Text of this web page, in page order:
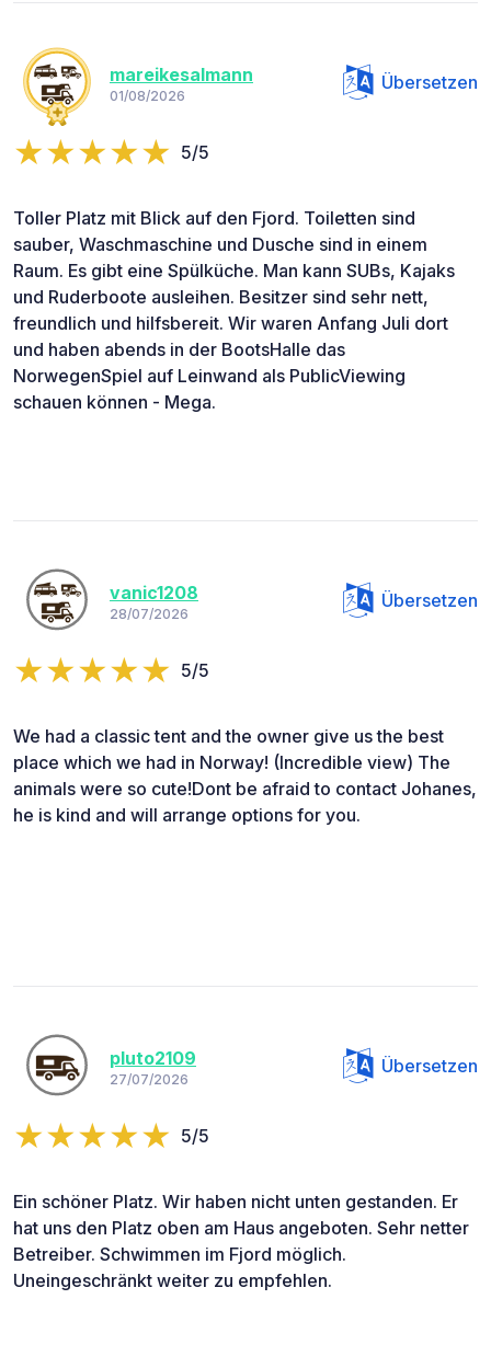
mareikesalmann
01/08/2026
Übersetzen
5/5
Toller Platz mit Blick auf den Fjord. Toiletten sind
sauber, Waschmaschine und Dusche sind in einem
Raum. Es gibt eine Spülküche. Man kann SUBs, Kajaks
und Ruderboote ausleihen. Besitzer sind sehr nett,
freundlich und hilfsbereit. Wir waren Anfang Juli dort
und haben abends in der BootsHalle das
NorwegenSpiel auf Leinwand als PublicViewing
schauen können - Mega.
vanic1208
28/07/2026
Übersetzen
5/5
We had a classic tent and the owner give us the best
place which we had in Norway! (Incredible view) The
animals were so cute!Dont be afraid to contact Johanes,
he is kind and will arrange options for you.
pluto2109
27/07/2026
Übersetzen
5/5
Ein schöner Platz. Wir haben nicht unten gestanden. Er
hat uns den Platz oben am Haus angeboten. Sehr netter
Betreiber. Schwimmen im Fjord möglich.
Uneingeschränkt weiter zu empfehlen.